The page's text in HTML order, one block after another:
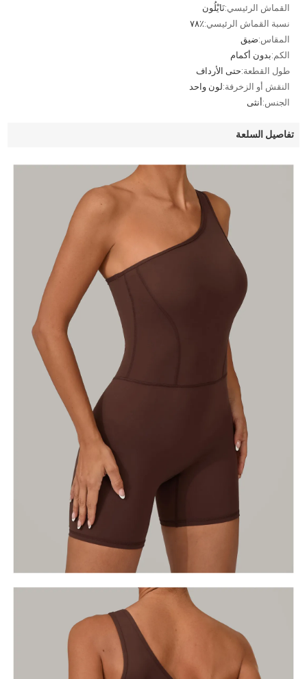
القماش الرئيسي:نَايْلُون
نسبة القماش الرئيسي:٪٧٨
المقاس:ضيق
الكم:بدون أكمام
طول القطعة:حتى الأرداف
النقش أو الزخرفة:لون واحد
الجنس:أنثى
تفاصيل السلعة